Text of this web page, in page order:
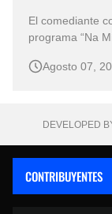
El comediante
programa “Na
eventos benéficos
Agosto 07,
DEVELOPED
CONTRIBUYENTES